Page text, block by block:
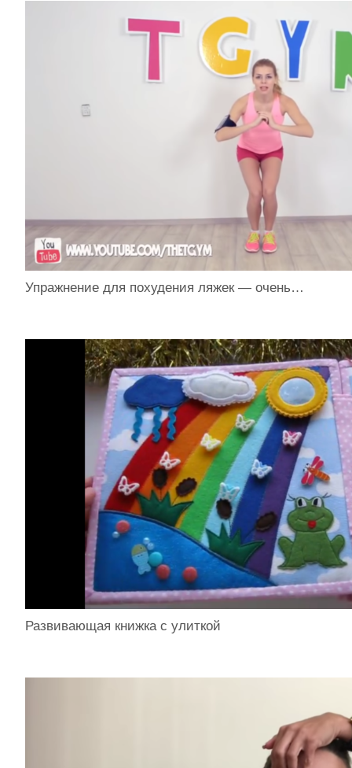
Упражнение для похудения ляжек — очень…
Развивающая книжка с улиткой